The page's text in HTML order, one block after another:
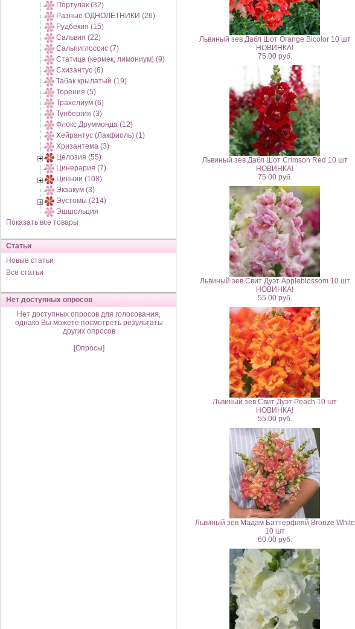
Портулак (32)
Разные ОДНОЛЕТНИКИ (26)
Рудбекия (15)
Сальвия (22)
Сальпиглоссис (7)
Статица (кермек, лимониум) (9)
Схизантус (6)
Табак крылатый (19)
Торения (5)
Трахелиум (6)
Тунбергия (3)
Флокс Друммонда (12)
Хейрантус (Лакфиоль) (1)
Хризантема (3)
Целозия (55)
Цинерария (7)
Циннии (108)
Экзакум (3)
Эустомы (214)
Эшшольция
Показать все товары
Статьи
Новые статьи
Все статьи
Нет доступных опросов
Нет доступных опросов для голосования,
однако Вы можете посмотреть результаты
других опросов
[Опросы]
Львиный зев Дабл Шот Orange Bicolor 10 шт
НОВИНКА!
75.00 руб.
Львиный зев Дабл Шот Crimson Red 10 шт
НОВИНКА!
75.00 руб.
Львиный зев Свит Дуэт Appleblossom 10 шт
НОВИНКА!
55.00 руб.
Львиный зев Свит Дуэт Peach 10 шт
НОВИНКА!
55.00 руб.
Львиный зев Мадам Баттерфляй Bronze White
10 шт
60.00 руб.